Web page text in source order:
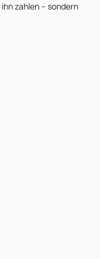
zahlen – sondern